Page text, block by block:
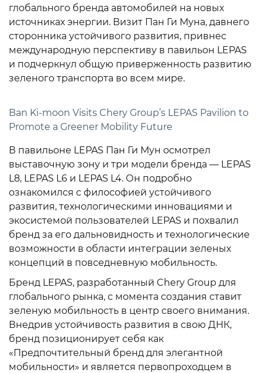
глобального бренда автомобилей на новых
источниках энергии. Визит Пан Ги Муна, давнего
сторонника устойчивого развития, привнес
международную перспективу в павильон LEPAS
и подчеркнул общую приверженность развитию
зеленого транспорта во всем мире.
Ban Ki-moon Visits Chery Group’s LEPAS Pavilion to
Promote a Greener Mobility Future
В павильоне LEPAS Пан Ги Мун осмотрел
выставочную зону и три модели бренда — LEPAS
L8, LEPAS L6 и LEPAS L4. Он подробно
ознакомился с философией устойчивого
развития, технологическими инновациями и
экосистемой пользователей LEPAS и похвалил
бренд за его дальновидность и технологические
возможности в области интеграции зеленых
концепций в повседневную мобильность.
Бренд LEPAS, разработанный Chery Group для
глобального рынка, с момента создания ставит
зеленую мобильность в центр своего внимания.
Внедрив устойчивость развития в свою ДНК,
бренд позиционирует себя как
«Предпочтительный бренд для элегантной
мобильности» и является первопроходцем в